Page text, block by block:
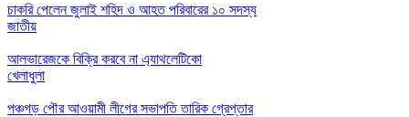
চাকরি পেলেন জুলাই শহিদ ও আহত পরিবারের ১০ সদস্য
জাতীয়
আলভারেজকে বিক্রি করবে না এ্যাথলেটিকো
খেলাধুলা
পঞ্চগড় পৌর আওয়ামী লীগের সভাপতি তারিক গ্রেপ্তার